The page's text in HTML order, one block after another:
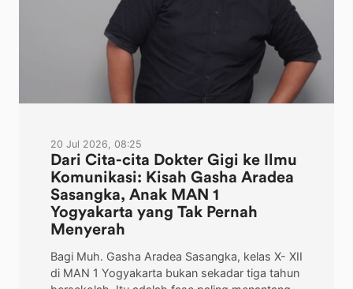
20 Jul 2026, 08:25
Dari Cita-cita Dokter Gigi ke Ilmu
Komunikasi: Kisah Gasha Aradea
Sasangka, Anak MAN 1
Yogyakarta yang Tak Pernah
Menyerah
Bagi Muh. Gasha Aradea Sasangka, kelas X- XII
di MAN 1 Yogyakarta bukan sekadar tiga tahun